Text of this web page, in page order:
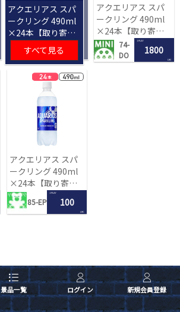
景品一覧 ログイン 新規会員登録
アクエリアス スパ
ークリング 490ml
×24本【取り寄せ
入荷後次第発送】
すべて見る
アクエリアス スパ
ークリング 490ml
×24本【取り寄せ
入荷後次第発送】
74-
DO
1 PLAY
1800
LRC
アクエリアス スパ
ークリング 490ml
×24本【取り寄せ
入荷後次第発送】
85-EP
1 PLAY
100
LRC